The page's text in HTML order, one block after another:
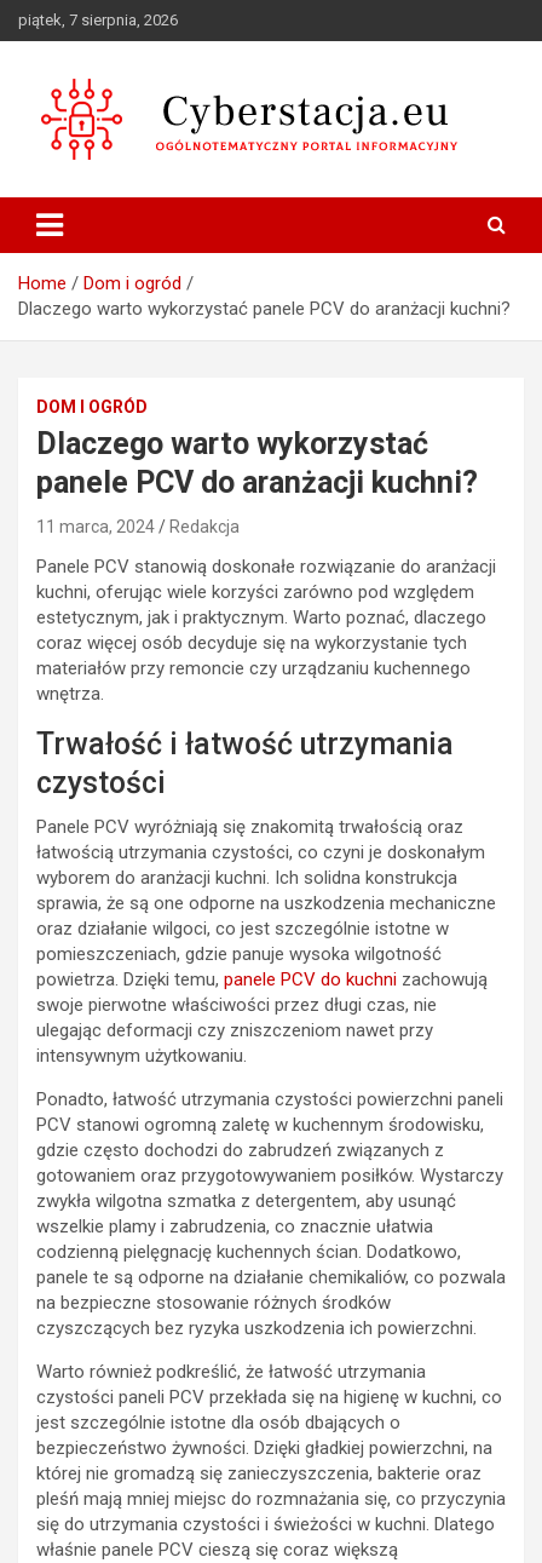
Skip
to
piątek, 7 sierpnia, 2026
Cyberstacja.eu
Home
Dom i ogród
Dlaczego warto wykorzystać panele PCV do aranżacji kuchni?
DOM I OGRÓD
Dlaczego warto wykorzystać
panele PCV do aranżacji kuchni?
11 marca, 2024 Redakcja
Panele PCV stanowią doskonałe rozwiązanie do aranżacji
kuchni, oferując wiele korzyści zarówno pod względem
estetycznym, jak i praktycznym. Warto poznać, dlaczego
coraz więcej osób decyduje się na wykorzystanie tych
materiałów przy remoncie czy urządzaniu kuchennego
wnętrza.
Trwałość i łatwość utrzymania
czystości
Panele PCV wyróżniają się znakomitą trwałością oraz
łatwością utrzymania czystości, co czyni je doskonałym
wyborem do aranżacji kuchni. Ich solidna konstrukcja
sprawia, że są one odporne na uszkodzenia mechaniczne
oraz działanie wilgoci, co jest szczególnie istotne w
pomieszczeniach, gdzie panuje wysoka wilgotność
powietrza. Dzięki temu, panele PCV do kuchni zachowują
swoje pierwotne właściwości przez długi czas, nie
ulegając deformacji czy zniszczeniom nawet przy
intensywnym użytkowaniu.
Ponadto, łatwość utrzymania czystości powierzchni paneli
PCV stanowi ogromną zaletę w kuchennym środowisku,
gdzie często dochodzi do zabrudzeń związanych z
gotowaniem oraz przygotowywaniem posiłków. Wystarczy
zwykła wilgotna szmatka z detergentem, aby usunąć
wszelkie plamy i zabrudzenia, co znacznie ułatwia
codzienną pielęgnację kuchennych ścian. Dodatkowo,
panele te są odporne na działanie chemikaliów, co pozwala
na bezpieczne stosowanie różnych środków
czyszczących bez ryzyka uszkodzenia ich powierzchni.
Warto również podkreślić, że łatwość utrzymania
czystości paneli PCV przekłada się na higienę w kuchni, co
jest szczególnie istotne dla osób dbających o
bezpieczeństwo żywności. Dzięki gładkiej powierzchni, na
której nie gromadzą się zanieczyszczenia, bakterie oraz
pleśń mają mniej miejsc do rozmnażania się, co przyczynia
się do utrzymania czystości i świeżości w kuchni. Dlatego
właśnie panele PCV cieszą się coraz większą